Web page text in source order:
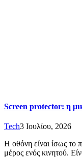
Screen protector: η
Tech3 Ιουλίου, 2026
Η οθόνη είναι ίσως το
μέρος ενός κινητού.